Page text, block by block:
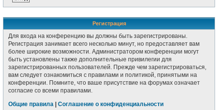
Регистрация
Для входа на конференцию вы должны быть зарегистрированы.
Регистрация занимает всего несколько минут, но предоставляет вам
более широкие возможности. Администратором конференции могут
быть установлены также дополнительные привилегии для
зарегистрированных пользователей. Прежде чем зарегистрироваться,
вам следует ознакомиться с правилами и политикой, принятыми на
конференции. Помните, что ваше присутствие на форумах означает
согласие со всеми правилами.
Общие правила | Соглашение о конфиденциальности